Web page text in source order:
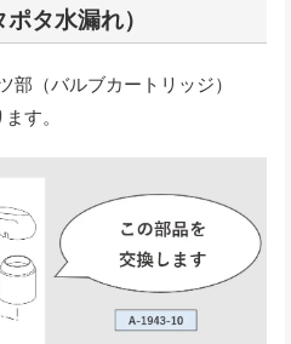
タ水漏れ）
部（バルブカートリッジ）
す。